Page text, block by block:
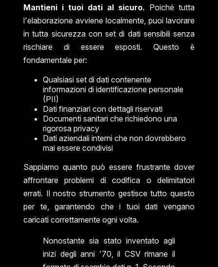
Mantieni i tuoi dati al sicuro. Poiché tutta
l'elaborazione avviene localmente, puoi lavorare
in tutta sicurezza con set di dati sensibili senza
rischiare di essere esposti. Questo è
fondamentale per:
Qualsiasi set di dati contenente
informazioni di identificazione personale
(PII)
Dati finanziari con dettagli riservati
Documenti sanitari che richiedono una
rigorosa privacy
Dati aziendali interni che non dovrebbero
mai essere condivisi
Sappiamo quanto può essere frustrante dover
affrontare problemi di codifica o delimitatori
errati. Il nostro strumento gestisce tutto questo
per te, garantendo che i tuoi dati vengano
caricati correttamente ogni volta.
Nonostante sia stato inventato agli
inizi degli anni '70, il CSV rimane il